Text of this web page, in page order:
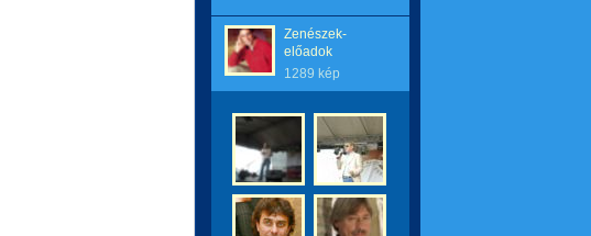
Zenészek-
előadok
1289 kép